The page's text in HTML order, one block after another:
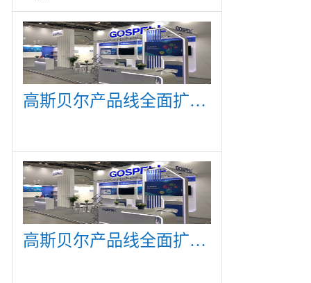
高斯贝尔产品线全面扩展，众多新产品亮相CommunicAsia 2019
高斯贝尔产品线全面扩展，众多新产品亮相CommunicAsia 2019